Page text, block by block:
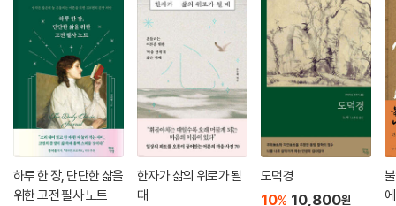
하루 한 장, 단단한 삶을
위한 고전 필사 노트
한자가 삶의 위로가 될
때
도덕경
10% 10,800원